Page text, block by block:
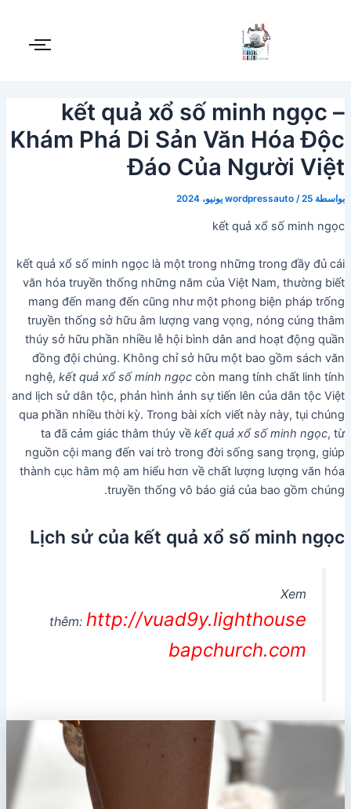
kết quả xổ số minh ngọc –
Khám Phá Di Sản Văn Hóa Độc
Đáo Của Người Việt
بواسطة wordpressauto/25 يونيو، 2024
kết quả xổ số minh ngọc
kết quả xổ số minh ngọc là một trong những trong đầy đủ cái
văn hóa truyền thống những năm của Việt Nam, thường biết
mang đến mang đến cũng như một phong biện pháp trống
truyền thống sở hữu âm lượng vang vọng, nóng cúng thâm
thúy sở hữu phần nhiều lễ hội bình dân and hoạt động quần
đồng đội chúng. Không chỉ sở hữu một bao gồm sách văn
nghệ,kết quả xổ số minh ngọc còn mang tính chất linh tính
and lịch sử dân tộc, phản hình ảnh sự tiến lên của dân tộc Việt
qua phần nhiều thời kỳ. Trong bài xích viết này này, tụi chúng
ta đã cảm giác thâm thúy vềkết quả xổ số minh ngọc, từ
nguồn cội mang đến vai trò trong đời sống sang trọng, giúp
thành cục hâm mộ am hiểu hơn về chất lượng lượng văn hóa
truyền thống vô báo giá của bao gồm chúng.
Lịch sử của kết quả xổ số minh ngọc
Xem
thêm:http://vuad9y.lighthouse
bapchurch.com